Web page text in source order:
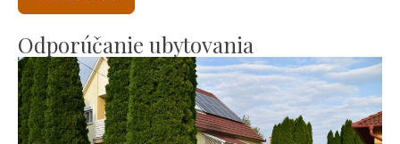
Odporúčanie ubytovania